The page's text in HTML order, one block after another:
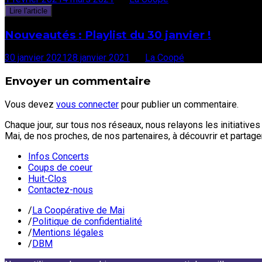
Lire l'article
Nouveautés : Playlist du 30 janvier !
30 janvier 202128 janvier 2021 La Coopé
Envoyer un commentaire
Vous devez vous connecter pour publier un commentaire.
Chaque jour, sur tous nos réseaux, nous relayons les
Mai, de nos proches, de nos partenaires, à découvrir et
Infos Concerts
Coups de coeur
Huit-Clos
Contactez-nous
/La Coopérative de Mai
/Politique de confidentialité
/Mentions légales
/DBM